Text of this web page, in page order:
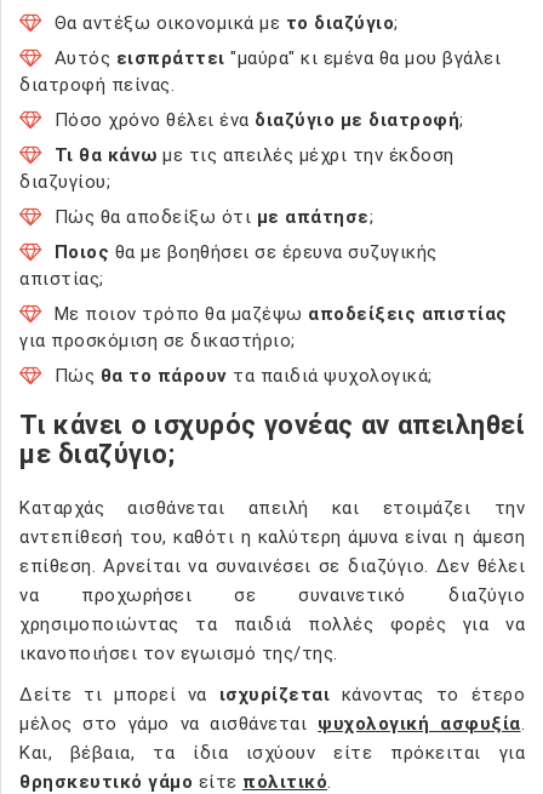
Θα αντέξω οικονομικά με το διαζύγιο;
Αυτός εισπράττει "μαύρα" κι εμένα θα μου βγάλει
διατροφή πείνας.
Πόσο χρόνο θέλει ένα διαζύγιο με διατροφή;
Τι θα κάνω με τις απειλές μέχρι την έκδοση
διαζυγίου;
Πώς θα αποδείξω ότι με απάτησε;
Ποιος θα με βοηθήσει σε έρευνα συζυγικής
απιστίας;
Με ποιον τρόπο θα μαζέψω αποδείξεις απιστίας
για προσκόμιση σε δικαστήριο;
Πώς θα το πάρουν τα παιδιά ψυχολογικά;
Τι κάνει ο ισχυρός γονέας αν απειληθεί
με διαζύγιο;
Καταρχάς αισθάνεται απειλή και ετοιμάζει την
αντεπίθεσή του, καθότι η καλύτερη άμυνα είναι η άμεση
επίθεση. Αρνείται να συναινέσει σε διαζύγιο. Δεν θέλει
να προχωρήσει σε συναινετικό διαζύγιο
χρησιμοποιώντας τα παιδιά πολλές φορές για να
ικανοποιήσει τον εγωισμό της/της.
Δείτε τι μπορεί να ισχυρίζεται κάνοντας το έτερο
μέλος στο γάμο να αισθάνεται ψυχολογική ασφυξία.
Και, βέβαια, τα ίδια ισχύουν είτε πρόκειται για
θρησκευτικό γάμο είτε πολιτικό.